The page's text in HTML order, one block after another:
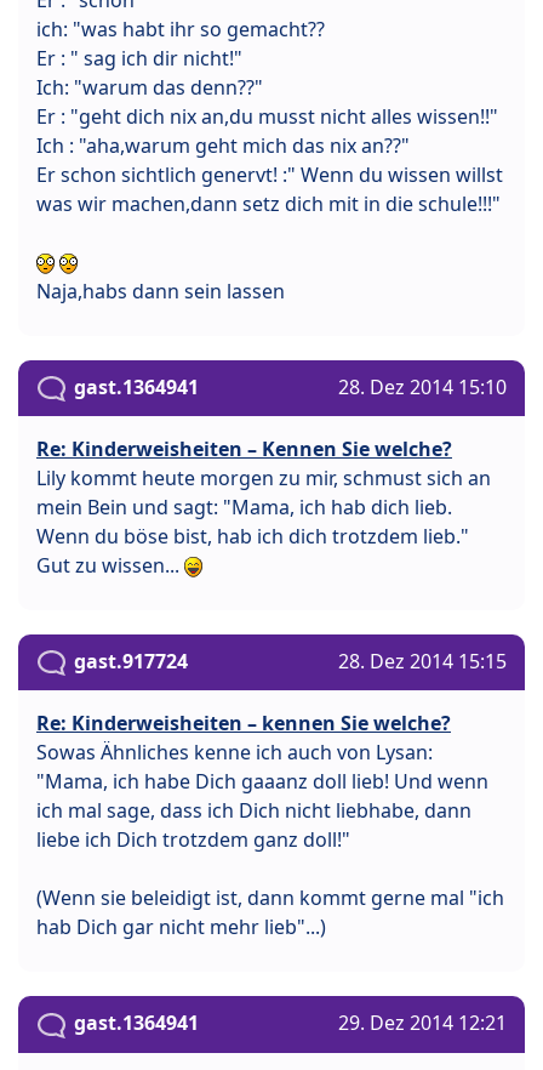
ich: "was habt ihr so gemacht??
Er : " sag ich dir nicht!"
Ich: "warum das denn??"
Er : "geht dich nix an,du musst nicht alles wissen!!"
Ich : "aha,warum geht mich das nix an??"
Er schon sichtlich genervt! :" Wenn du wissen willst
was wir machen,dann setz dich mit in die schule!!!"
Naja,habs dann sein lassen
gast.1364941 28. Dez 2014 15:10
Re: Kinderweisheiten – Kennen Sie welche?
Lily kommt heute morgen zu mir, schmust sich an
mein Bein und sagt: "Mama, ich hab dich lieb.
Wenn du böse bist, hab ich dich trotzdem lieb."
Gut zu wissen...
gast.917724 28. Dez 2014 15:15
Re: Kinderweisheiten – kennen Sie welche?
Sowas Ähnliches kenne ich auch von Lysan:
"Mama, ich habe Dich gaaanz doll lieb! Und wenn
ich mal sage, dass ich Dich nicht liebhabe, dann
liebe ich Dich trotzdem ganz doll!"
(Wenn sie beleidigt ist, dann kommt gerne mal "ich
hab Dich gar nicht mehr lieb"...)
gast.1364941 29. Dez 2014 12:21